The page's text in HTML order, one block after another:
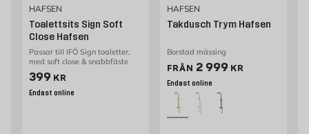
HAFSEN
Toalettsits Sign Soft
Close Hafsen
Passar till IFÖ Sign toaletter,
med soft close & snabbfäste
Pris 399 kr
399 KR
Endast online
HAFSEN
Takdusch Trym Hafsen
Borstad mässing
FRÅN Pris 2999 kr
2 999 KR
Endast online